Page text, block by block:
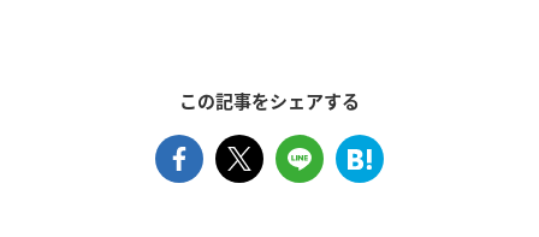
この記事をシェアする